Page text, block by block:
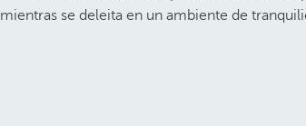
mientras se deleita en un ambiente de